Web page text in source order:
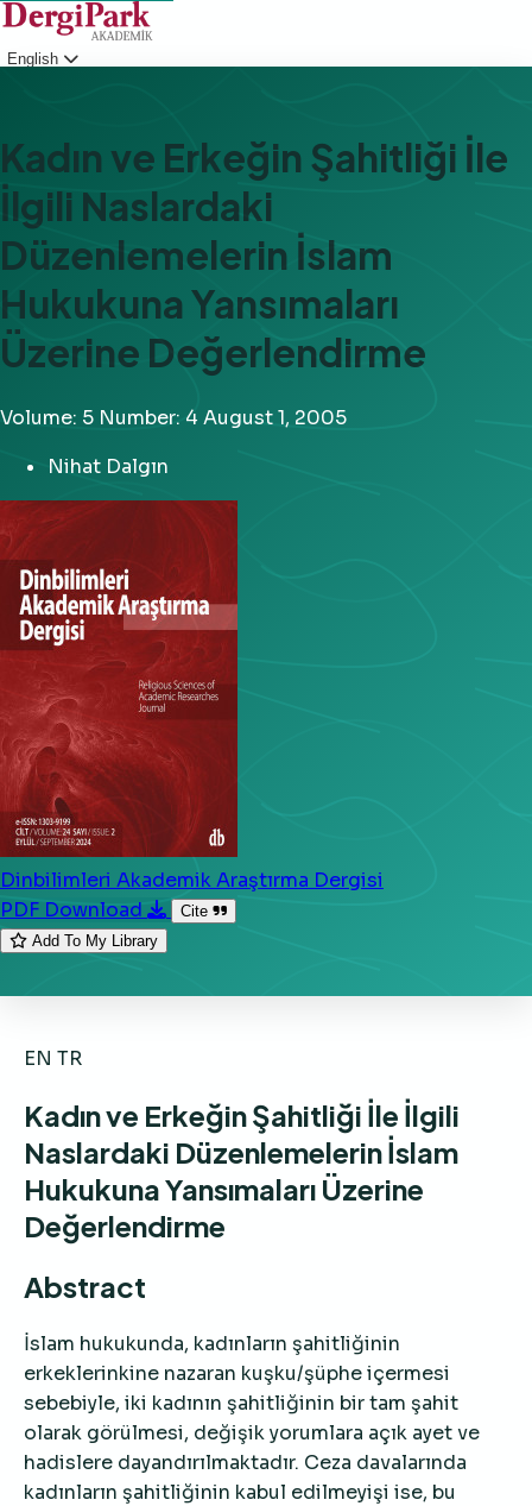
English
Kadın ve Erkeğin Şahitliği İle
İlgili Naslardaki
Düzenlemelerin İslam
Hukukuna Yansımaları
Üzerine Değerlendirme
Volume: 5 Number: 4 August 1, 2005
Nihat Dalgın
Dinbilimleri Akademik Araştırma Dergisi
PDF Download
Cite
Add To My Library
EN TR
Kadın ve Erkeğin Şahitliği İle İlgili
Naslardaki Düzenlemelerin İslam
Hukukuna Yansımaları Üzerine
Değerlendirme
Abstract
İslam hukukunda, kadınların şahitliğinin
erkeklerinkine nazaran kuşku/şüphe içermesi
sebebiyle, iki kadının şahitliğinin bir tam şahit
olarak görülmesi, değişik yorumlara açık ayet ve
hadislere dayandırılmaktadır. Ceza davalarında
kadınların şahitliğinin kabul edilmeyişi ise, bu